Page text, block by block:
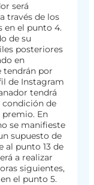
será
través de los
en el punto 4.
de su
posteriores
en
tendrán por
de Instagram
tendrá
condición de
premio. En
se manifieste
supuesto de
al punto 13 de
a realizar
siguientes,
el punto 5.